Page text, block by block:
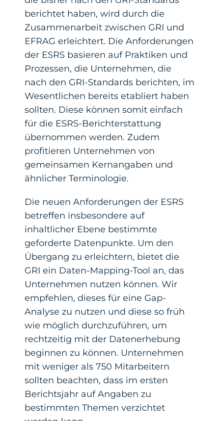
berichtet haben, wird durch die
Zusammenarbeit zwischen GRI und
EFRAG erleichtert. Die Anforderungen
der ESRS basieren auf Praktiken und
Prozessen, die Unternehmen, die
nach den GRI-Standards berichten, im
Wesentlichen bereits etabliert haben
sollten. Diese können somit einfach
für die ESRS-Berichterstattung
übernommen werden. Zudem
profitieren Unternehmen von
gemeinsamen Kernangaben und
ähnlicher Terminologie.
Die neuen Anforderungen der ESRS
betreffen insbesondere auf
inhaltlicher Ebene bestimmte
geforderte Datenpunkte. Um den
Übergang zu erleichtern, bietet die
GRI ein Daten-Mapping-Tool an, das
Unternehmen nutzen können. Wir
empfehlen, dieses für eine Gap-
Analyse zu nutzen und diese so früh
wie möglich durchzuführen, um
rechtzeitig mit der Datenerhebung
beginnen zu können. Unternehmen
mit weniger als 750 Mitarbeitern
sollten beachten, dass im ersten
Berichtsjahr auf Angaben zu
bestimmten Themen verzichtet